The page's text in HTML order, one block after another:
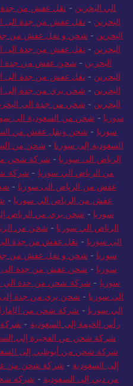
الي البحرين - نقل عفش من جدة
البحرين - نقل عفش من جدة الى
البحرين - شحن و نقل عفش من جدة
البحرين - نقل عفش من جدة الى
البحرين - شحن عفش من جدة
البحرين - نقل عفش من جدة الى
البحرين - شحن بري من جدة إلى
البحرين - شحن من جدة الى
سوريا - شحن من السعودية الى
سوريا - شحن ونقل عفش من
السعودية إلى سوريا - شحن من
الرياض الى سوريا - شركة شحن
من الرياض الي سوريا - شركة
عفش من الرياض الى سوريا -
عفش من الرياض الي سوريا -
سوريا - شحن بري من الرياض
الرياض الي سوريا - شحن من
الى سوريا - نقل عفش من جدة
سوريا - شحن و نقل عفش من
سوريا - شحن عفش من جدة الى
سوريا - شركة شحن من جدة الي
الي سوريا - شحن بري من جدة إلى
الي سوريا - شركة شحن من
رأس الخيمة إلى السعودية - شركة
شركة شحن من الفجيرة إلى
شركة شحن من أبوظبي إلى
إلى السعودية - شركة شحن من
من دبي إلى السعودية - شركة